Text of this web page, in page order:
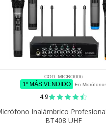
COD. MICRO006
1º MÁS VENDIDO En
4.9
Inalámbrico
BT408 UHF